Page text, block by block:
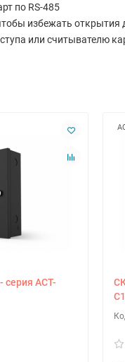
по RS-485
избежать открытия
или считывателю
серия ACT-